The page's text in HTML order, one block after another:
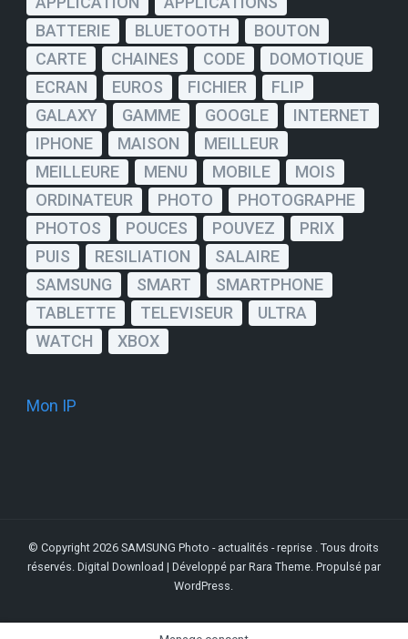
BATTERIE
BLUETOOTH
BOUTON
CARTE
CHAINES CODE
DOMOTIQUE
ECRAN
EUROS FICHIER
FLIP
GALAXY
GAMME GOOGLE
INTERNET
IPHONE
MAISON
MEILLEUR
MEILLEURE
MENU MOBILE
MOIS
ORDINATEUR
PHOTO
PHOTOGRAPHE
PHOTOS
POUCES POUVEZ
PRIX
PUIS
RESILIATION
SALAIRE
SAMSUNG
SMART
SMARTPHONE
TABLETTE
TELEVISEUR
ULTRA
WATCH
XBOX
Mon IP
© Copyright 2026SAMSUNG Photo - actualités - reprise . Tous droits
réservés. Digital Download | Développé par Rara Theme. Propulsé par
WordPress.